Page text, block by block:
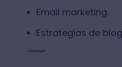
Email marketing.
Estrategias de